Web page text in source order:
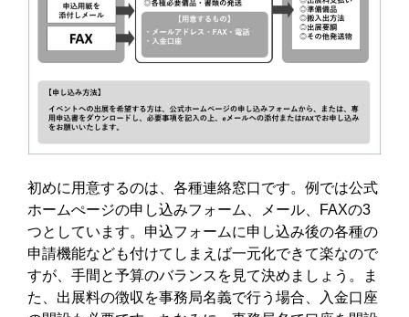
初めに用意するのは、各種連絡窓口です。例では公式
ホームぺージの申し込みフォーム、メール、FAXの3
つとしています。申込フォームに申し込み後の各種の
申請機能なども付けてしまえば一元化できて楽なので
すが、手間と予算のバランスを見て決めましょう。ま
た、出展料の徴収を事務局名義で行う場合、入金口座